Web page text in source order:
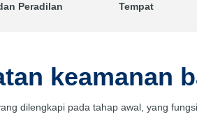
Peradilan Tempat
keamanan
dilengkapi pada tahap awal, yang